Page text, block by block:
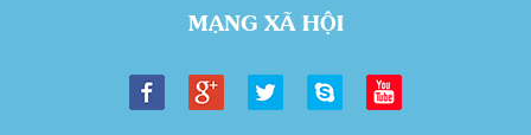
MẠNG XÃ HỘI